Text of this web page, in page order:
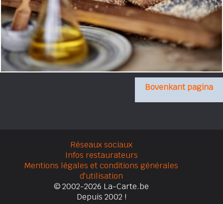
Bovenkant pagina
Réseaux sociaux
Infos restaurateurs
Mentions légales et conditions générales
d'utilisation
© 2002-2026 La-Carte.be
Depuis 2002 !